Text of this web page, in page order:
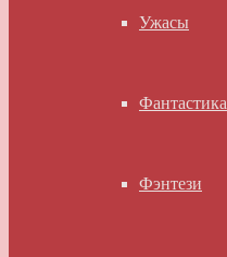
Ужасы
Фантастика
Фэнтези